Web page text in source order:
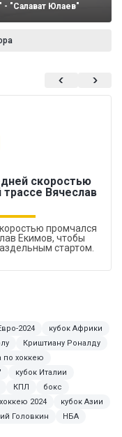
- "Салават Юлаев"
скоростью
Вячеслав
промчался
Екимов, чтобы
стартом.
2024
кубок Африки
Криштиану Роналду
по хоккею
кубок Италии
КПЛ
бокс
2024
кубок Азии
Головкин
НБА